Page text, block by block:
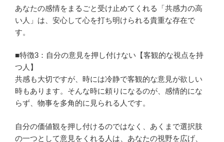
あなたの感情をまるごと受け止めてくれる「共感力の高
い人」は、安心して心を打ち明けられる貴重な存在で
す。
■特徴3：自分の意見を押し付けない【客観的な視点を持
つ人】
共感も大切ですが、時には冷静で客観的な意見が欲しい
時もあります。そんな時に頼りになるのが、感情的にな
らず、物事を多角的に見られる人です。
自分の価値観を押し付けるのではなく、あくまで選択肢
の一つとして意見をくれる人は、あなたの視野を広げ、